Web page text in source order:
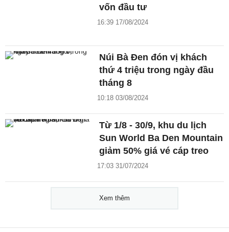
vốn đầu tư
16:39 17/08/2024
Núi Bà Đen đón vị khách
thứ 4 triệu trong ngày đầu
tháng 8
10:18 03/08/2024
Từ 1/8 - 30/9, khu du lịch
Sun World Ba Den Mountain
giảm 50% giá vé cáp treo
17:03 31/07/2024
Xem thêm